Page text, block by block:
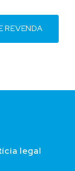
REVENDA
legal